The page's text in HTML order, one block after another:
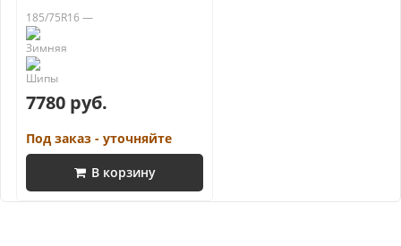
185/75R16 —
7780 руб.
Под заказ - уточняйте
В корзину